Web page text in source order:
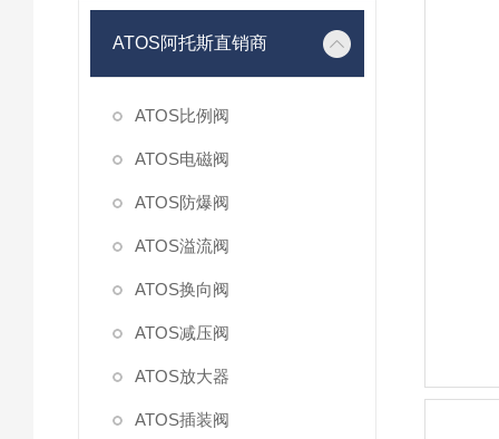
ATOS阿托斯直销商
ATOS比例阀
ATOS电磁阀
ATOS防爆阀
ATOS溢流阀
ATOS换向阀
ATOS减压阀
ATOS放大器
ATOS插装阀